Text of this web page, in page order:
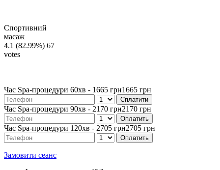
Спортивний
масаж
4.1 (82.99%) 67
votes
Час Spa-процедури 60хв - 1665 грн1665 грн
Час Spa-процедури 90хв - 2170 грн2170 грн
Час Spa-процедури 120хв - 2705 грн2705 грн
Замовити сеанс